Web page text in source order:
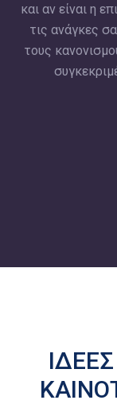
και αν είναι η
τις ανάγκες
τους